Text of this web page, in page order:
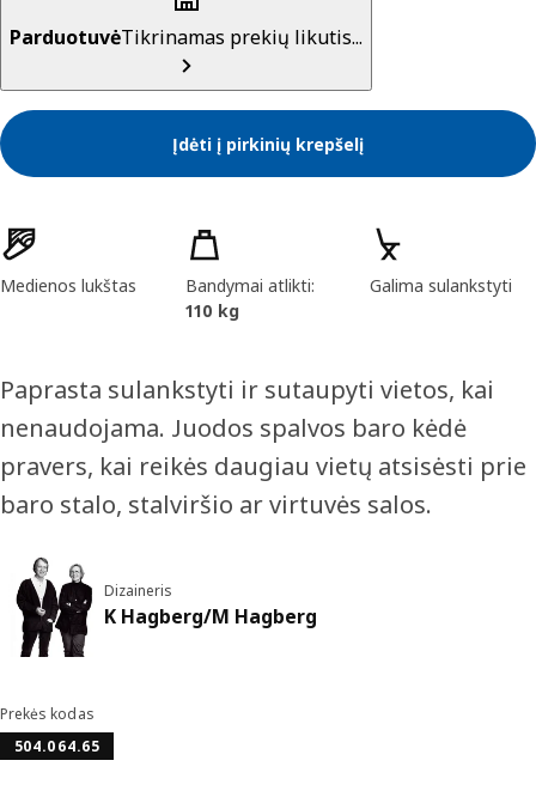
ParduotuvėTikrinamas prekių likutis...
Įdėti į pirkinių krepšelį
Prekės savybės
Medienos lukštas
Bandymai atlikti:
110 kg
Galima sulankstyti
Paprasta sulankstyti ir sutaupyti vietos, kai
nenaudojama. Juodos spalvos baro kėdė
pravers, kai reikės daugiau vietų atsisėsti prie
baro stalo, stalviršio ar virtuvės salos.
Dizaineris
K Hagberg/M Hagberg
Prekės kodas
504.064.65